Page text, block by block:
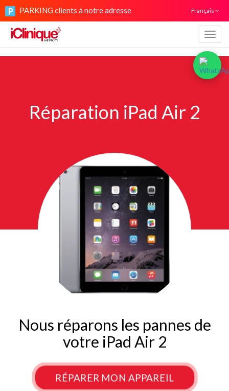
PARKING clients à notre adresse Français
Réparation iPad Air 2
Nous réparons les pannes de
votre iPad Air 2
RÉPARER MON APPAREIL